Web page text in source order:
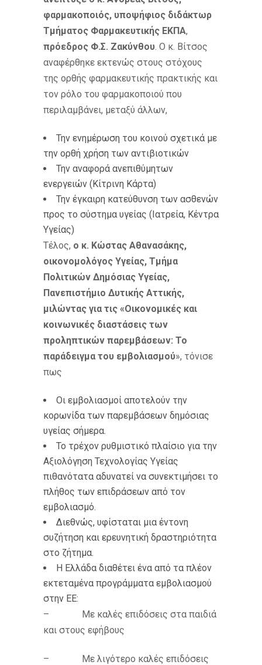
φαρμακοποιός, υποψήφιος διδάκτωρ
Τμήματος Φαρμακευτικής ΕΚΠΑ,
πρόεδρος Φ.Σ. Ζακύνθου. Ο κ. Βίτσος
αναφέρθηκε εκτενώς στους στόχους
της ορθής φαρμακευτικής πρακτικής και
τον ρόλο του φαρμακοποιού που
περιλαμβάνει, μεταξύ άλλων,
Την ενημέρωση του κοινού σχετικά με
την ορθή χρήση των αντιβιοτικών
Την αναφορά ανεπιθύμητων
ενεργειών (Κίτρινη Κάρτα)
Την έγκαιρη κατεύθυνση των ασθενών
προς το σύστημα υγείας (Ιατρεία, Κέντρα
Υγείας)
Τέλος, ο κ. Κώστας Αθανασάκης,
οικονομολόγος Υγείας, Τμήμα
Πολιτικών Δημόσιας Υγείας,
Πανεπιστήμιο Δυτικής Αττικής,
μιλώντας για τις «Οικονομικές και
κοινωνικές διαστάσεις των
προληπτικών παρεμβάσεων: Το
παράδειγμα του εμβολιασμού», τόνισε
πως
Οι εμβολιασμοί αποτελούν την
κορωνίδα των παρεμβάσεων δημόσιας
υγείας σήμερα.
Το τρέχον ρυθμιστικό πλαίσιο για την
Αξιολόγηση Τεχνολογίας Υγείας
πιθανότατα αδυνατεί να συνεκτιμήσει το
πλήθος των επιδράσεων από τον
εμβολιασμό.
Διεθνώς, υφίσταται μια έντονη
συζήτηση και ερευνητική δραστηριότητα
στο ζήτημα.
Η Ελλάδα διαθέτει ένα από τα πλέον
εκτεταμένα προγράμματα εμβολιασμού
στην ΕΕ:
– Με καλές επιδόσεις στα παιδιά
και στους εφήβους
– Με λιγότερο καλές επιδόσεις